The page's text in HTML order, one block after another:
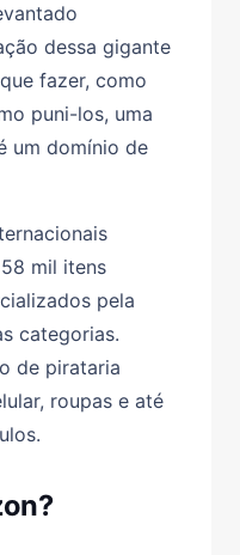
dessa gigante
fazer, como
puni-los, uma
um domínio de
mil itens
pela
categorias.
de pirataria
roupas e até